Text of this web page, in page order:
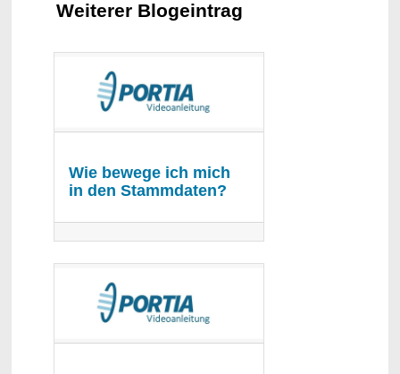
Weiterer Blogeintrag
Wie bewege ich mich
in den Stammdaten?